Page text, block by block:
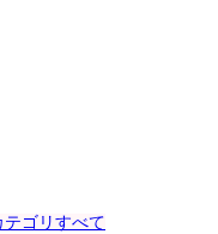
ゴリすべて